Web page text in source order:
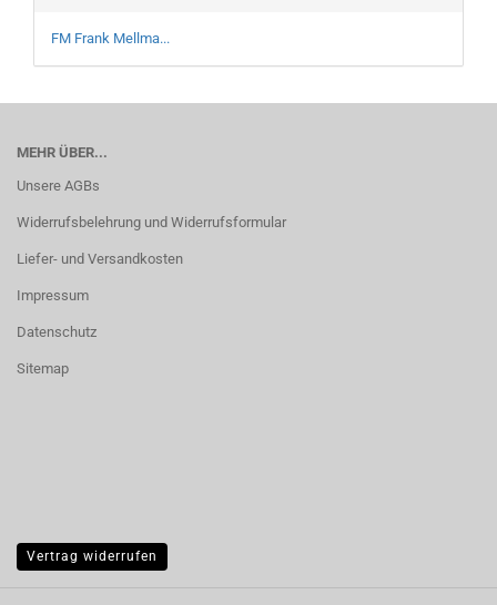
FM Frank Mellma...
MEHR ÜBER...
Unsere AGBs
Widerrufsbelehrung und Widerrufsformular
Liefer- und Versandkosten
Impressum
Datenschutz
Sitemap
Vertrag widerrufen